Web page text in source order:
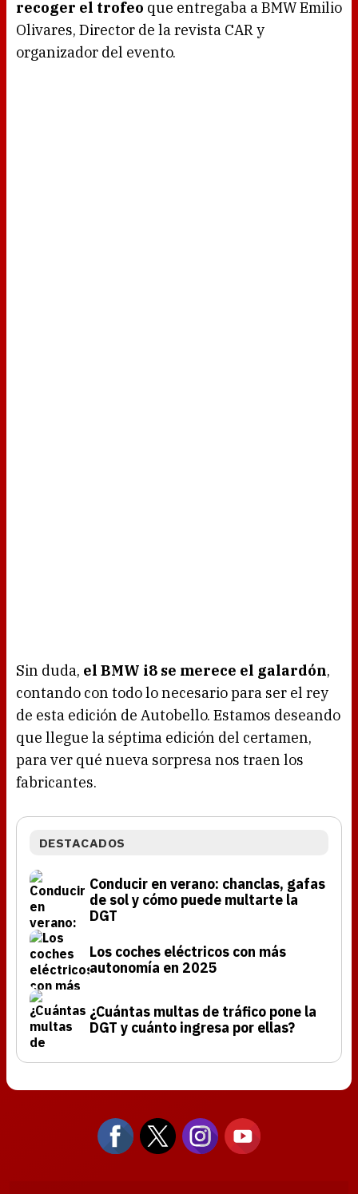
recoger el trofeo que entregaba a BMW Emilio
Olivares, Director de la revista CAR y
organizador del evento.
Sin duda, el BMW i8 se merece el galardón,
contando con todo lo necesario para ser el rey
de esta edición de Autobello. Estamos deseando
que llegue la séptima edición del certamen,
para ver qué nueva sorpresa nos traen los
fabricantes.
DESTACADOS
Conducir en verano: chanclas, gafas
de sol y cómo puede multarte la
DGT
Los coches eléctricos con más
autonomía en 2025
¿Cuántas multas de tráfico pone la
DGT y cuánto ingresa por ellas?